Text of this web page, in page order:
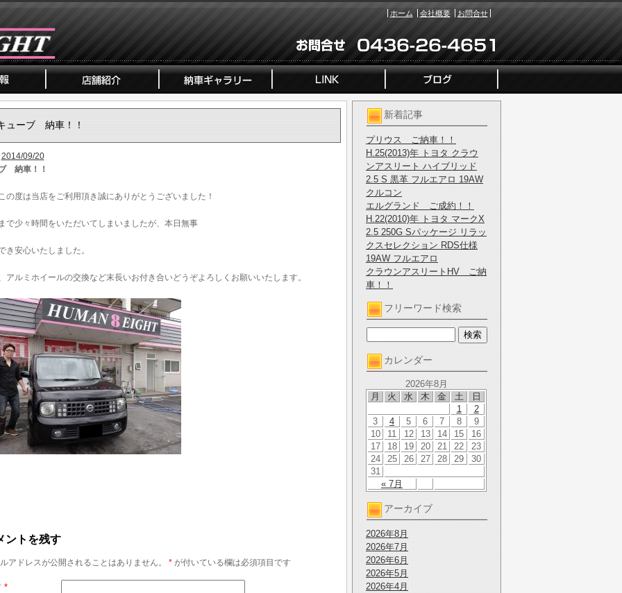
ホーム 会社概要 お問合せ
新着記事
プリウス ご納車！！
H.25(2013)年 トヨタ クラウ
ンアスリート ハイブリッド
2.5 S 黒革 フルエアロ 19AW
クルコン
エルグランド ご成約！！
H.22(2010)年 トヨタ マークX
2.5 250G Sパッケージ リラッ
クスセレクション RDS仕様
19AW フルエアロ
クラウンアスリートHV ご納
車！！
フリーワード検索
カレンダー
2026年8月
月
火 水 木 金 土 日
« 7月
1
2
3
4 5 6 7 8
9
10
11 12 13 14 15
16
17
18 19 20 21 22
23
24
25 26 27 28 29
30
31
アーカイブ
2026年8月
2026年7月
2026年6月
2026年5月
2026年4月
ューブ 納車！！
2014/09/20
納車！！
の度は当店をご利用頂き誠にありがとうございました！
で少々時間をいただいてしまいましたが、本日無事
き安心いたしました。
アルミホイールの交換など末長いお付き合いどうぞよろしくお願いいたします。
ントを残す
アドレスが公開されることはありません。 *が付いている欄は必須項目です
*